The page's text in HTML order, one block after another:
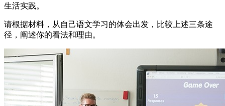
生活实践。
请根据材料，从自己语文学习的体会出发，比较上述三条途
径，阐述你的看法和理由。